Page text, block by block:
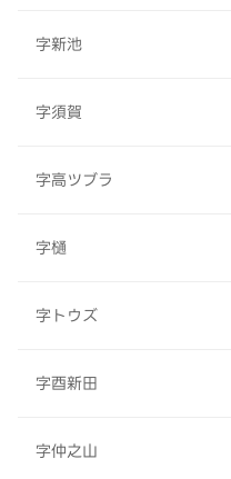
字新池
字須賀
字高ツブラ
字樋
字トウズ
字酉新田
字仲之山